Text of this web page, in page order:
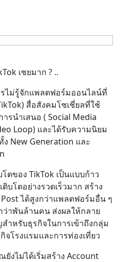
เชยมาก ? ..
รไม่รู้จักแพลตฟอร์มออนไลน์ที่
สื่อสังคมโซเชี่ยลที่ใช้
รนำเสนอ ( Social Media
Loop) และได้รับความนิยม
New Generation และ
โตของ TikTok เป็นแบบก้าว
ติบโตอย่างรวดเร็วมาก สร้าง
ได้สูงกว่าแพลตฟอร์มอื่น ๆ
าพันล้านคน ส่งผลให้กลาย
ำหรับธุรกิจในการเข้าถึงกลุ่ม
จโรงแรมและการท่องเที่ยว
งไม่ได้เริ่มสร้าง Account